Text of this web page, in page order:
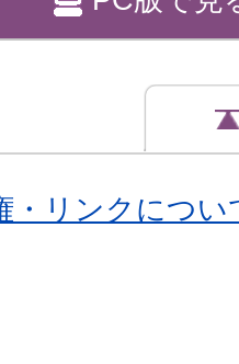
・リンクについ